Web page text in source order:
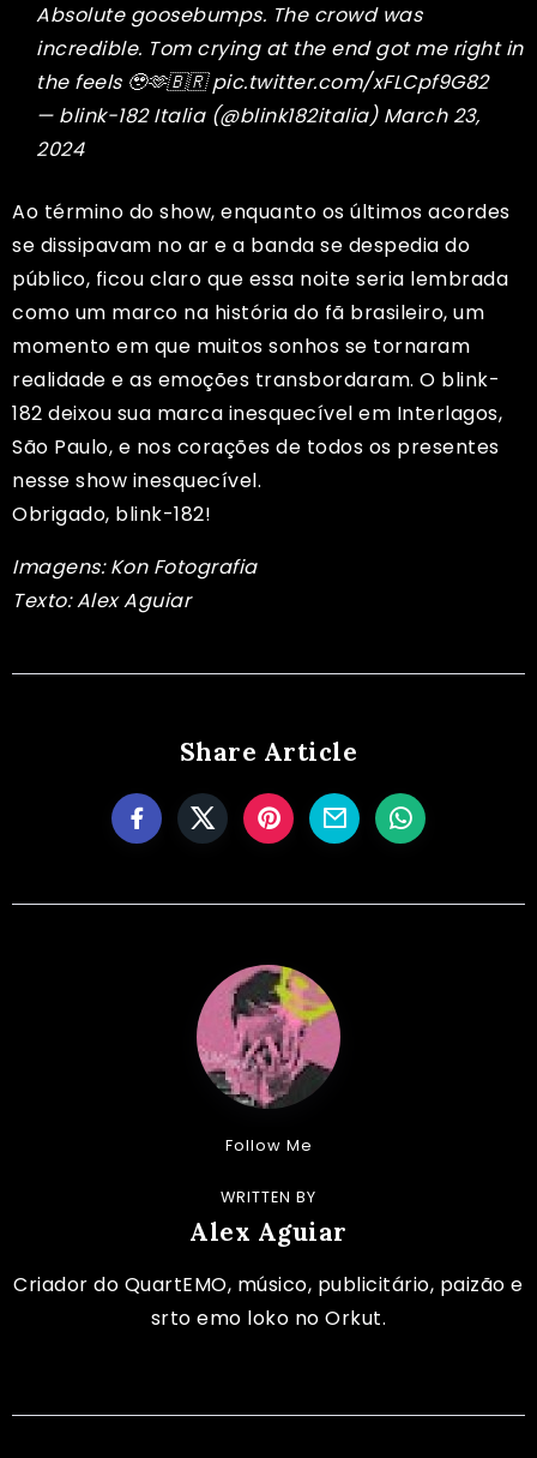
Absolute goosebumps. The crowd was
incredible. Tom crying at the end got me right in
the feels 🥹🫶🇧🇷pic.twitter.com/xFLCpf9G82
— blink-182 Italia (@blink182italia) March 23,
2024
Ao término do show, enquanto os últimos acordes
se dissipavam no ar e a banda se despedia do
público, ficou claro que essa noite seria lembrada
como um marco na história do fã brasileiro, um
momento em que muitos sonhos se tornaram
realidade e as emoções transbordaram. O blink-
182 deixou sua marca inesquecível em Interlagos,
São Paulo, e nos corações de todos os presentes
nesse show inesquecível.
Obrigado, blink-182!
Imagens: Kon Fotografia
Texto: Alex Aguiar
Share Article
Follow Me
WRITTEN BY
Alex Aguiar
Criador do QuartEMO, músico, publicitário, paizão e
srto emo loko no Orkut.